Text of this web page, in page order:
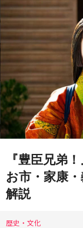
『豊臣兄弟
お市・家康
解説
歴史・文化